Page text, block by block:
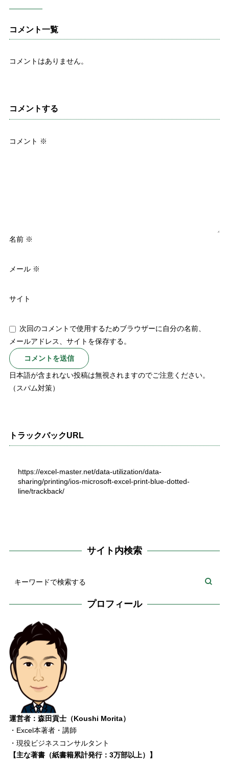
コメント一覧
コメントはありません。
コメントする
コメント ※
名前 ※
メール ※
サイト
次回のコメントで使用するためブラウザーに自分の名前、
メールアドレス、サイトを保存する。
日本語が含まれない投稿は無視されますのでご注意ください。
（スパム対策）
トラックバックURL
https://excel-master.net/data-utilization/data-
sharing/printing/ios-microsoft-excel-print-blue-dotted-
line/trackback/
サイト内検索
プロフィール
運営者：森田貢士（Koushi Morita）
・Excel本著者・講師
・現役ビジネスコンサルタント
【主な著書（紙書籍累計発行：3万部以上）】